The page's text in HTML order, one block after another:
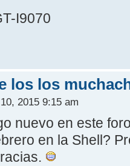
I9070
los los
2015 9:15 am
nuevo en este
en la Shell?